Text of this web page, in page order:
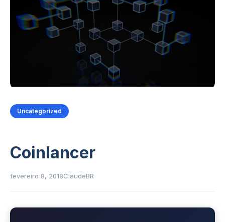
Uncategorized
Coinlancer
fevereiro 8, 2018ClaudeBR